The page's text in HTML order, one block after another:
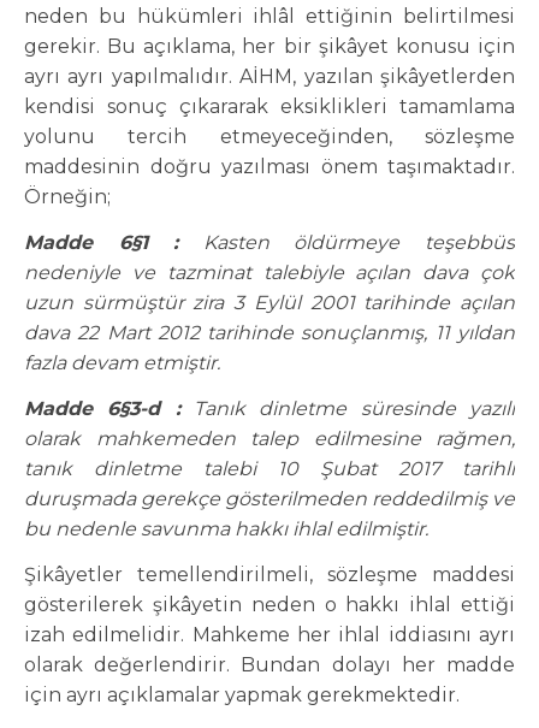
neden bu hükümleri ihlâl ettiğinin belirtilmesi
gerekir. Bu açıklama, her bir şikâyet konusu için
ayrı ayrı yapılmalıdır. AİHM, yazılan şikâyetlerden
kendisi sonuç çıkararak eksiklikleri tamamlama
yolunu tercih etmeyeceğinden, sözleşme
maddesinin doğru yazılması önem taşımaktadır.
Örneğin;
Madde 6§1 :Kasten öldürmeye teşebbüs
nedeniyle ve tazminat talebiyle açılan dava çok
uzun sürmüştür zira 3 Eylül 2001 tarihinde açılan
dava 22 Mart 2012 tarihinde sonuçlanmış, 11 yıldan
fazla devam etmiştir.
Madde 6§3-d :Tanık dinletme süresinde yazılı
olarak mahkemeden talep edilmesine rağmen,
tanık dinletme talebi 10 Şubat 2017 tarihli
duruşmada gerekçe gösterilmeden reddedilmiş ve
bu nedenle savunma hakkı ihlal edilmiştir.
Şikâyetler temellendirilmeli, sözleşme maddesi
gösterilerek şikâyetin neden o hakkı ihlal ettiği
izah edilmelidir. Mahkeme her ihlal iddiasını ayrı
olarak değerlendirir. Bundan dolayı her madde
için ayrı açıklamalar yapmak gerekmektedir.